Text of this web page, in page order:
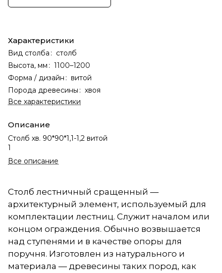
Характеристики
Вид столба : столб
Высота, мм : 1100–1200
Форма / дизайн : витой
Порода древесины : хвоя
Все характеристики
Описание
Столб хв. 90*90*1,1-1,2 витой
1
Все описание
Столб лестничный сращенный —
архитектурный элемент, используемый для
комплектации лестниц. Служит началом или
концом ограждения. Обычно возвышается
над ступенями и в качестве опоры для
поручня. Изготовлен из натурального и
материала — древесины таких пород, как